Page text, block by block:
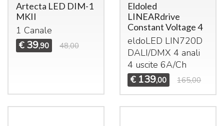
Artecta LED DIM-1
MKII
1 Canale
€ 39,90 48,00
Eldoled
LINEARdrive
Constant Voltage 4
eldoLED LIN720D
DALI/DMX 4 anali
4 uscite 6A/Ch
€ 139,00 165,00